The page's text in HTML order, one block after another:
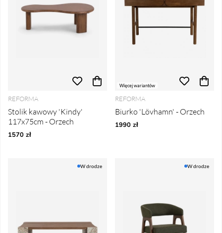
REFORMA
Stolik kawowy 'Kindy'
117x75cm - Orzech
1570 zł
Więcej wariantów
REFORMA
Biurko 'Lövhamn' - Orzech
1990 zł
W drodze W drodze